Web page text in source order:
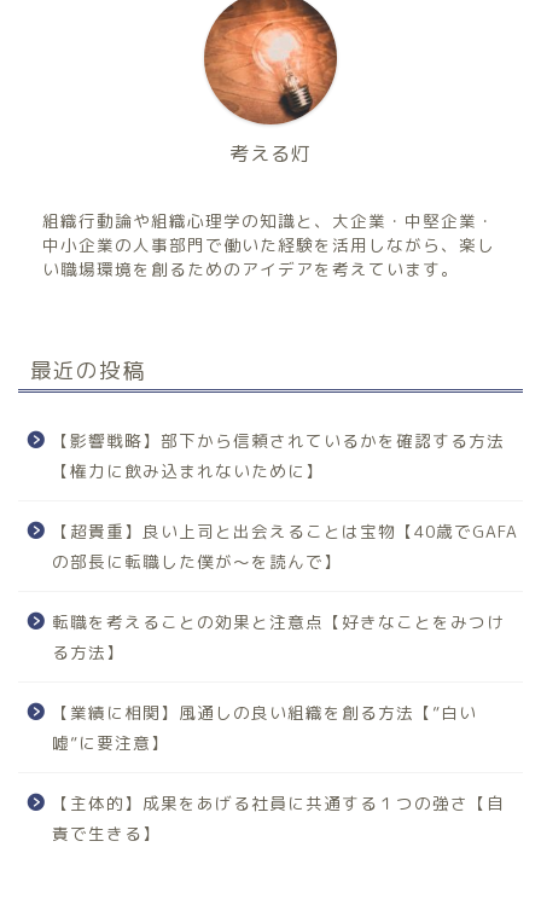
考える灯
組織行動論や組織心理学の知識と、大企業・中堅企業・
中小企業の人事部門で働いた経験を活用しながら、楽し
い職場環境を創るためのアイデアを考えています。
最近の投稿
【影響戦略】部下から信頼されているかを確認する方法
【権力に飲み込まれないために】
【超貴重】良い上司と出会えることは宝物【40歳でGAFA
の部長に転職した僕が〜を読んで】
転職を考えることの効果と注意点【好きなことをみつけ
る方法】
【業績に相関】風通しの良い組織を創る方法【”白い
嘘”に要注意】
【主体的】成果をあげる社員に共通する１つの強さ【自
責で生きる】